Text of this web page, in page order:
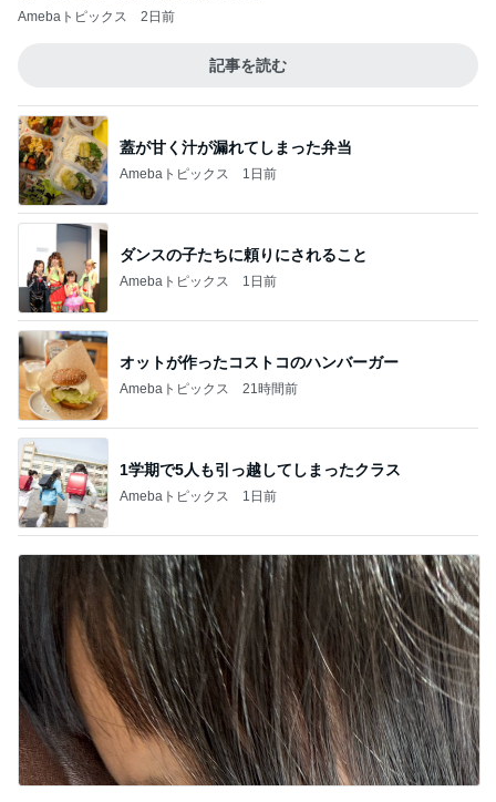
Amebaトピックス 2日前
記事を読む
蓋が甘く汁が漏れてしまった弁当
Amebaトピックス 1日前
ダンスの子たちに頼りにされること
Amebaトピックス 1日前
オットが作ったコストコのハンバーガー
Amebaトピックス 21時間前
1学期で5人も引っ越してしまったクラス
Amebaトピックス 1日前